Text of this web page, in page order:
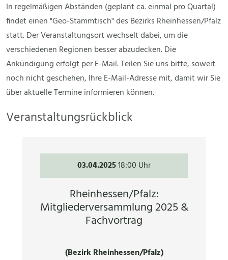
In regelmäßigen Abständen (geplant ca. einmal pro Quartal)
findet einen "Geo-Stammtisch" des Bezirks Rheinhessen/Pfalz
statt. Der Veranstaltungsort wechselt dabei, um die
verschiedenen Regionen besser abzudecken. Die
Ankündigung erfolgt per E-Mail. Teilen Sie uns bitte, soweit
noch nicht geschehen, Ihre E-Mail-Adresse mit, damit wir Sie
über aktuelle Termine informieren können.
Veranstaltungsrückblick
03.04.202518:00 Uhr
Rheinhessen/Pfalz:
Mitgliederversammlung 2025 &
Fachvortrag
(Bezirk Rheinhessen/Pfalz)